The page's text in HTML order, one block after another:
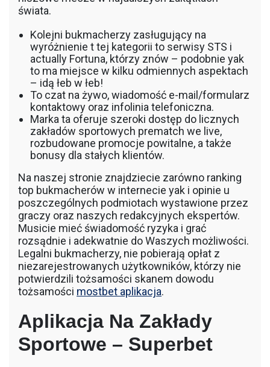
świata.
Kolejni bukmacherzy zasługujący na
wyróżnienie t tej kategorii to serwisy STS i
actually Fortuna, którzy znów – podobnie yak
to ma miejsce w kilku odmiennych aspektach
– idą łeb w łeb!
To czat na żywo, wiadomość e-mail/formularz
kontaktowy oraz infolinia telefoniczna.
Marka ta oferuje szeroki dostęp do licznych
zakładów sportowych prematch we live,
rozbudowane promocje powitalne, a także
bonusy dla stałych klientów.
Na naszej stronie znajdziecie zarówno ranking
top bukmacherów w internecie yak i opinie u
poszczególnych podmiotach wystawione przez
graczy oraz naszych redakcyjnych ekspertów.
Musicie mieć świadomość ryzyka i grać
rozsądnie i adekwatnie do Waszych możliwości.
Legalni bukmacherzy, nie pobierają opłat z
niezarejestrowanych użytkowników, którzy nie
potwierdzili tożsamości skanem dowodu
tożsamości mostbet aplikacja.
Aplikacja Na Zakłady
Sportowe – Superbet